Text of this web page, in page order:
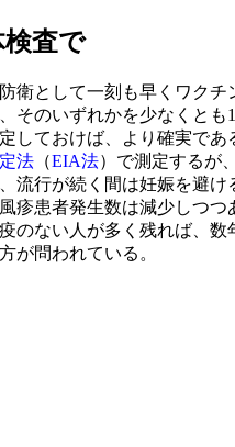
査で
衛として一刻も早くワクチ
そのいずれかを少なくと
ておけば、より確実であ
法 （EIA法）で測定するが
行が続く間は妊娠を避け
疹患者発生数は減少しつ
のない人が多く残れば、数
が問われている。